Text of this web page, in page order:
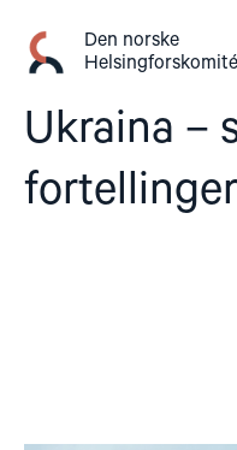
innhold
Den norske
Helsingforskomité
Ukraina –